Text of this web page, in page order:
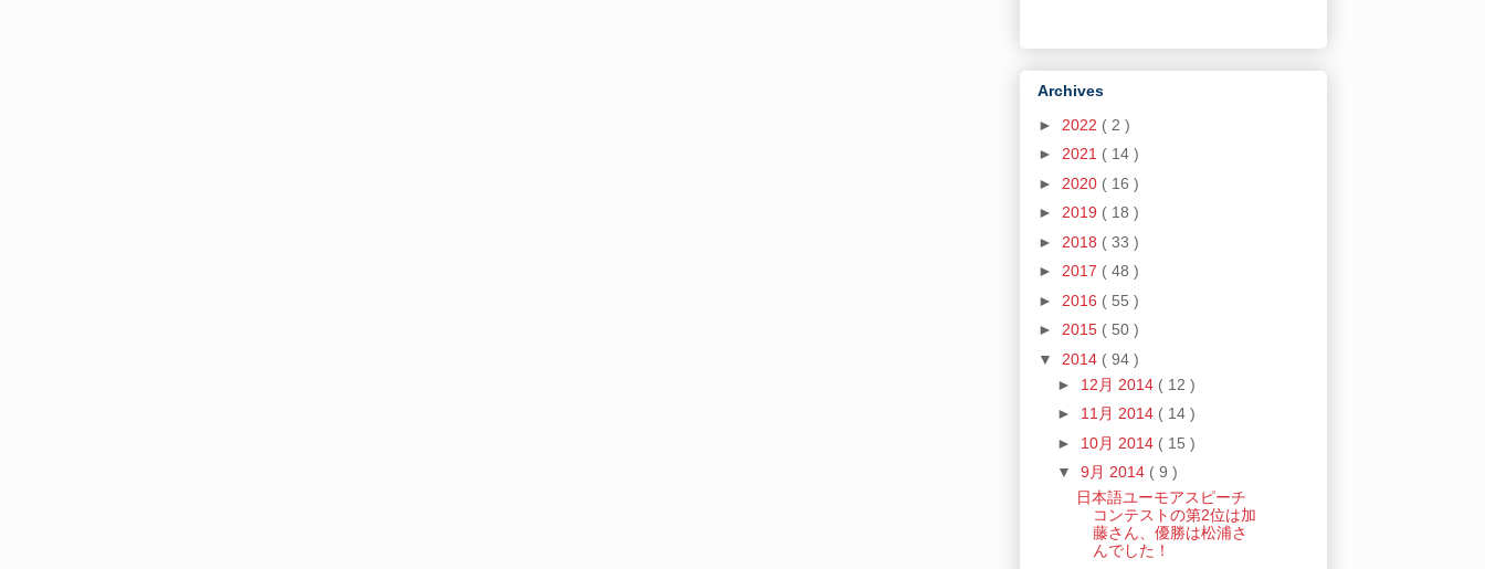
Archives
► 2022 ( 2 )
► 2021 ( 14 )
► 2020 ( 16 )
► 2019 ( 18 )
► 2018 ( 33 )
► 2017 ( 48 )
► 2016 ( 55 )
► 2015 ( 50 )
▼ 2014 ( 94 )
► 12月 2014 ( 12 )
► 11月 2014 ( 14 )
► 10月 2014 ( 15 )
▼ 9月 2014 ( 9 )
日本語ユーモアスピーチ
コンテストの第2位は加
藤さん、優勝は松浦さ
んでした！